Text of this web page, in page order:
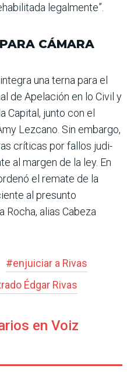
legal­mente”.
CÁMARA
una terna para el
de Apelación en lo Civil y
Capital, junto con el
Lezcano. Sin embargo,
críticas por fallos judi­
al margen de la ley. En
el remate de la
al presunto
Rocha, alias Cabeza
#enjuiciar a Rivas
Édgar Rivas
en Voiz